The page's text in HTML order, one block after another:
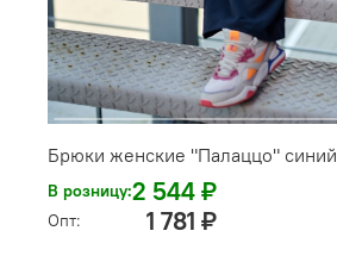
Брюки женские "Палаццо" синий
В розницу:2 544 ₽
Опт: 1 781 ₽